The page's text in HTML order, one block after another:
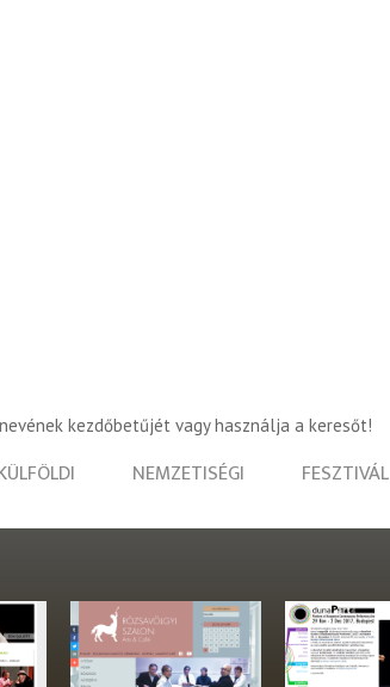
kezdőbetűjét vagy használja a keresőt!
NEMZETISÉGI FESZTIVÁL